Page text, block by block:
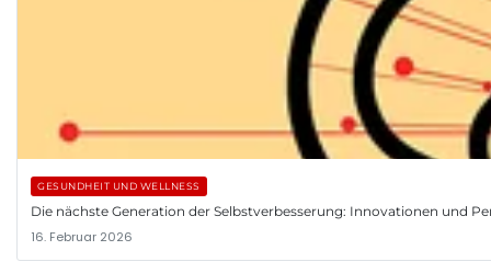
GESUNDHEIT UND WELLNESS
Die nächste Generation der Selbstverbesserung: Innovationen und
16. Februar 2026